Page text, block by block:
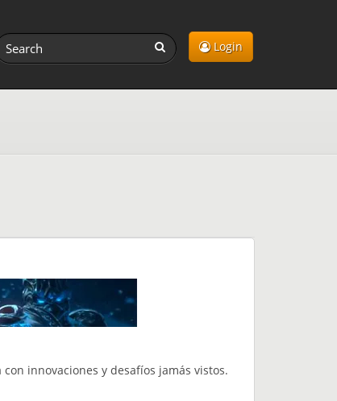
Login
innovaciones y desafíos jamás vistos.